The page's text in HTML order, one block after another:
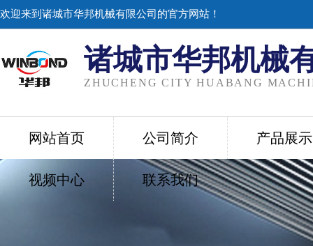
欢迎来到诸城市华邦机械有限公司的官方网站！
诸城市华邦机械
ZHUCHENG CITY HUABANG
网站首页 公司简介 产品展示
视频中心 联系我们